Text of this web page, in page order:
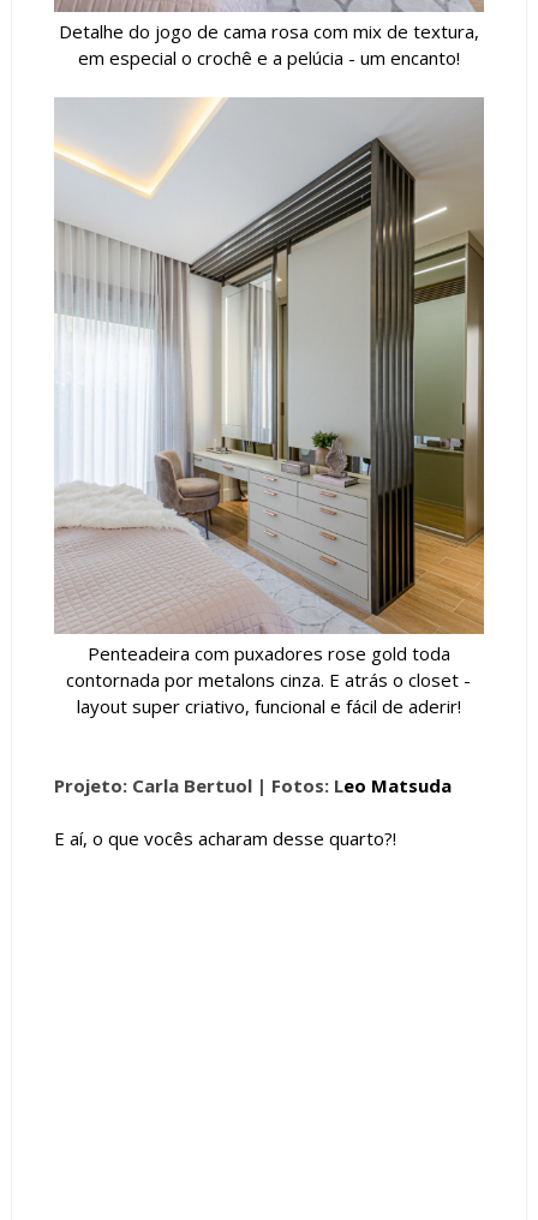
Detalhe do jogo de cama rosa com mix de textura,
em especial o crochê e a pelúcia - um encanto!
Penteadeira com puxadores rose gold toda
contornada por metalons cinza. E atrás o closet -
layout super criativo, funcional e fácil de aderir!
Projeto: Carla Bertuol | Fotos: Leo Matsuda
E aí, o que vocês acharam desse quarto?!